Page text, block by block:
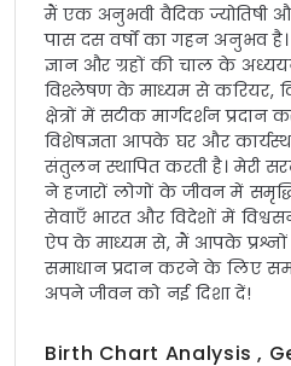
मैं एक अनुभवी वैदिक ज्योतिषी
पास दस वर्षों का गहन अनुभव है।
ज्ञान और ग्रहों की चाल के
विश्लेषण के माध्यम से करियर,
क्षेत्रों में सटीक मार्गदर्शन प्रदान
विशेषज्ञता आपके घर और
संतुलन स्थापित करती है। मेरी
ने हजारों लोगों के जीवन में
सेवाएँ भारत और विदेशों में
ऐप के माध्यम से, मैं आपके प्रश्नों
समाधान प्रदान करने के लिए
अपने जीवन को नई दिशा दें!
Birth Chart Analysis ,